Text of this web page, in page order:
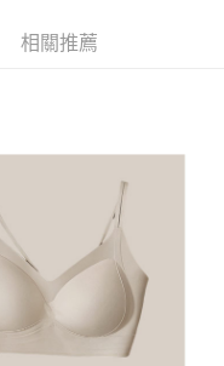
交易完成。
若您需要取消訂單，請聯絡
support/home
先享後付」服務完成之交
將交易相關給付款項請求債
護人之同意方可使用
損失，本公司不負相關責
查看運費
相關推薦